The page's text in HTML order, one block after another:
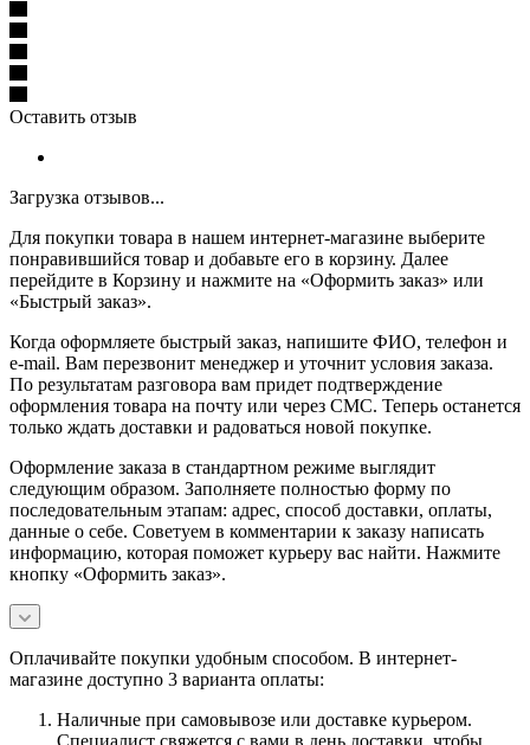
Оставить отзыв
Загрузка отзывов...
Для покупки товара в нашем интернет-магазине выберите
понравившийся товар и добавьте его в корзину. Далее
перейдите в Корзину и нажмите на «Оформить заказ» или
«Быстрый заказ».
Когда оформляете быстрый заказ, напишите ФИО, телефон и
e-mail. Вам перезвонит менеджер и уточнит условия заказа.
По результатам разговора вам придет подтверждение
оформления товара на почту или через СМС. Теперь останется
только ждать доставки и радоваться новой покупке.
Оформление заказа в стандартном режиме выглядит
следующим образом. Заполняете полностью форму по
последовательным этапам: адрес, способ доставки, оплаты,
данные о себе. Советуем в комментарии к заказу написать
информацию, которая поможет курьеру вас найти. Нажмите
кнопку «Оформить заказ».
Оплачивайте покупки удобным способом. В интернет-
магазине доступно 3 варианта оплаты:
Наличные при самовывозе или доставке курьером.
Специалист свяжется с вами в день доставки, чтобы